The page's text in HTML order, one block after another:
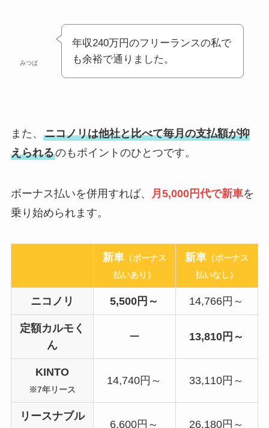
みつば
年収240万円のフリーランスの私で
も余裕で通りました。
また、 ニコノリは他社と比べて毎月の支払額が抑
えられるのもポイントのひとつです。
ボーナス払いを併用すれば、 月5,000円代で新車を
乗り始められます。
新車（ボーナス
払いあり）
新車（ボーナス
払いなし）
ニコノリ 5,500円～ 14,766円～
定額カルモく
ん
ー 13,810円～
KINTO
※7年リース
14,740円～ 33,110円～
リースナブル
6,600円～ 26,180円～